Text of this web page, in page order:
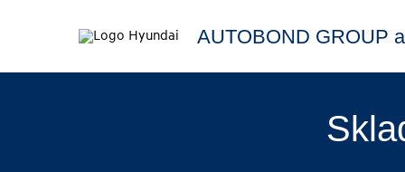
AUTOBOND GROUP